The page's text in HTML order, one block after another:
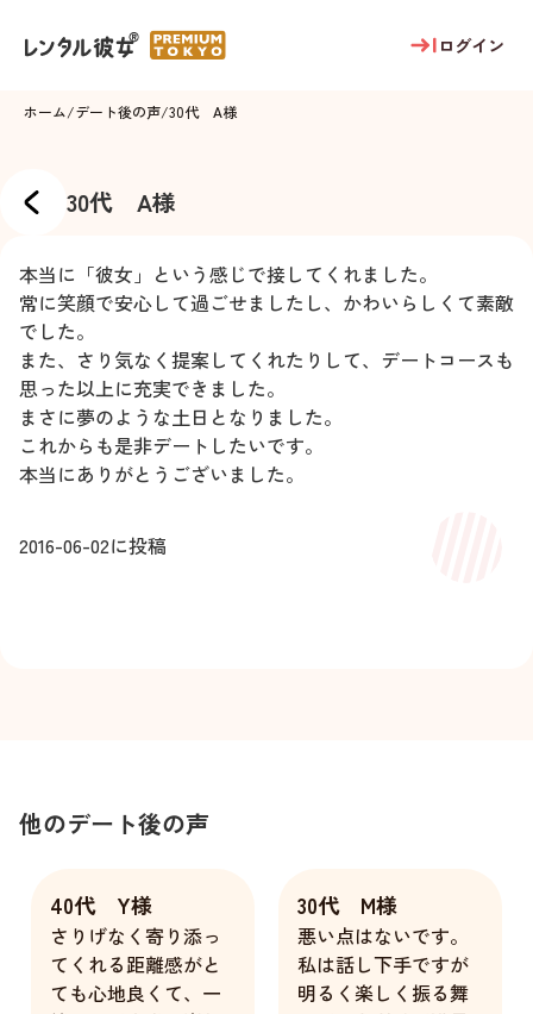
ログイン
ホーム/デート後の声/30代 A様
30代 A様
本当に「彼女」という感じで接してくれました。
常に笑顔で安心して過ごせましたし、かわいらしくて素敵
でした。
また、さり気なく提案してくれたりして、デートコースも
思った以上に充実できました。
まさに夢のような土日となりました。
これからも是非デートしたいです。
本当にありがとうございました。
2016-06-02に投稿
他のデート後の声
40代 Y様
さりげなく寄り添っ
てくれる距離感がと
ても心地良くて、一
30代 M様
悪い点はないです。
私は話し下手ですが
明るく楽しく振る舞